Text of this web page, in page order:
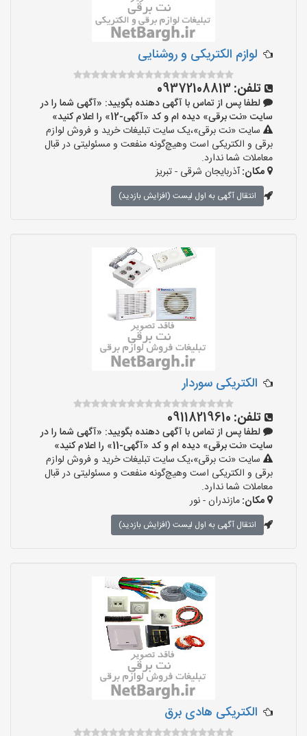
لوازم الکتریکی و روشنایی
تلفن:09372108813
لطفا پس از تماس با آگهی دهنده بگویید: «آگهی شما را در
سایت «نت برقی» دیده ام و کد «آگهی-12» را اعلام کنید»
سایت «نت برقی»،یک سایت تبلیغات خرید و فروش لوازم
برقی و الکتریکی است وهیچ‌گونه منفعت و مسئولیتی در قبال
معاملات شما ندارد.
مکان:آذربایجان شرقی - تبریز
انتقال آگهی به اول لیست (افزایش بازدید)
الکتریکی سوردار
تلفن: 09118219610
لطفا پس از تماس با آگهی دهنده بگویید: «آگهی شما را در
سایت «نت برقی» دیده ام و کد «آگهی-11» را اعلام کنید»
سایت «نت برقی»،یک سایت تبلیغات خرید و فروش لوازم
برقی و الکتریکی است وهیچ‌گونه منفعت و مسئولیتی در قبال
معاملات شما ندارد.
مکان:مازندران - نور
انتقال آگهی به اول لیست (افزایش بازدید)
الکتریکی هادی برق